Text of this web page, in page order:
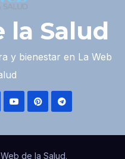
la Salud
y bienestar en La Web
de la Salud.